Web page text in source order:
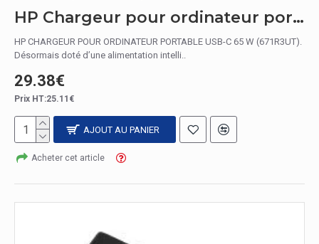
HP Chargeur pour ordinateur portable USB-C 65 W
HP CHARGEUR POUR ORDINATEUR PORTABLE USB-C 65 W (671R3UT).
Désormais doté d’une alimentation intelli..
29.38€
Prix HT:25.11€
AJOUT AU PANIER
Acheter cet article